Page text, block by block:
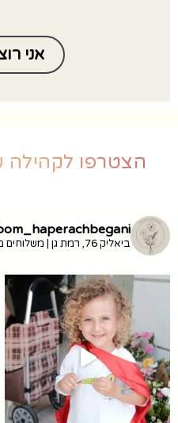
אני
הצטרפו
ביאליק 76, רמת גן | משלוחים מהיום להיום
ב-10% הנחה עם הקוד